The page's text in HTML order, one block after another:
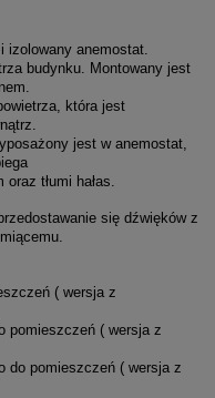
izolowany anemostat.
budynku. Montowany jest
która jest
jest w anemostat,
tłumi hałas.
się dźwięków z
( wersja z
pomieszczeń ( wersja z
do pomieszczeń ( wersja z